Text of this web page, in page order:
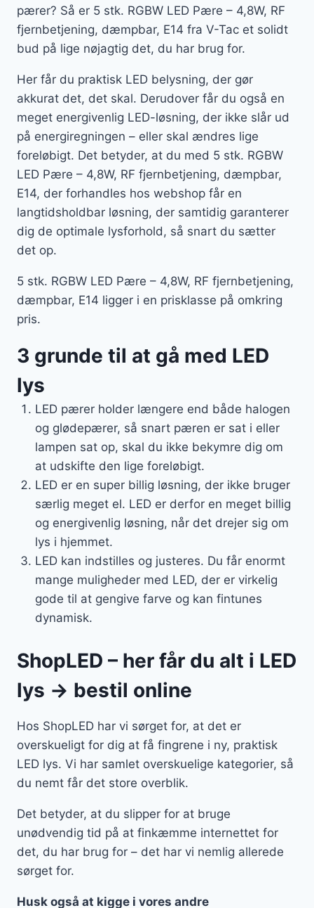
pærer? Så er 5 stk. RGBW LED Pære – 4,8W, RF
fjernbetjening, dæmpbar, E14 fra V-Tac et solidt
bud på lige nøjagtig det, du har brug for.
Her får du praktisk LED belysning, der gør
akkurat det, det skal. Derudover får du også en
meget energivenlig LED-løsning, der ikke slår ud
på energiregningen – eller skal ændres lige
foreløbigt. Det betyder, at du med 5 stk. RGBW
LED Pære – 4,8W, RF fjernbetjening, dæmpbar,
E14, der forhandles hos webshop får en
langtidsholdbar løsning, der samtidig garanterer
dig de optimale lysforhold, så snart du sætter
det op.
5 stk. RGBW LED Pære – 4,8W, RF fjernbetjening,
dæmpbar, E14 ligger i en prisklasse på omkring
pris.
3 grunde til at gå med LED
lys
LED pærer holder længere end både halogen
og glødepærer, så snart pæren er sat i eller
lampen sat op, skal du ikke bekymre dig om
at udskifte den lige foreløbigt.
LED er en super billig løsning, der ikke bruger
særlig meget el. LED er derfor en meget billig
og energivenlig løsning, når det drejer sig om
lys i hjemmet.
LED kan indstilles og justeres. Du får enormt
mange muligheder med LED, der er virkelig
gode til at gengive farve og kan fintunes
dynamisk.
ShopLED – her får du alt i LED
lys → bestil online
Hos ShopLED har vi sørget for, at det er
overskueligt for dig at få fingrene i ny, praktisk
LED lys. Vi har samlet overskuelige kategorier, så
du nemt får det store overblik.
Det betyder, at du slipper for at bruge
unødvendig tid på at finkæmme internettet for
det, du har brug for – det har vi nemlig allerede
sørget for.
Husk også at kigge i vores andre